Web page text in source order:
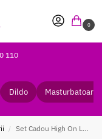
0
110
Dildo Masturbatoare
/ Set Cadou High On Love Jopen